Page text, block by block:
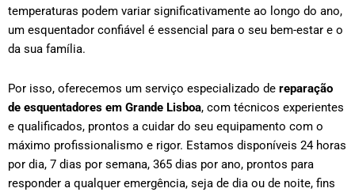
temperaturas podem variar significativamente ao longo do ano,
um esquentador confiável é essencial para o seu bem-estar e o
da sua família.
Por isso, oferecemos um serviço especializado de reparação
de esquentadores em Grande Lisboa, com técnicos experientes
e qualificados, prontos a cuidar do seu equipamento com o
máximo profissionalismo e rigor. Estamos disponíveis 24 horas
por dia, 7 dias por semana, 365 dias por ano, prontos para
responder a qualquer emergência, seja de dia ou de noite, fins